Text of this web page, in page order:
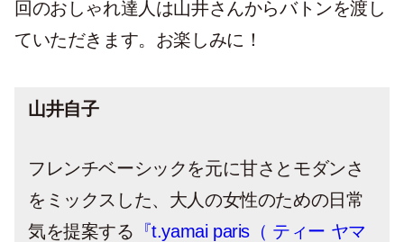
回のおしゃれ達人は山井さんからバトンを渡し
ていただきます。お楽しみに！
山井自子
フレンチベーシックを元に甘さとモダンさ
をミックスした、大人の女性のための日常
気を提案する 『t.yamai paris（ ティー ヤマ